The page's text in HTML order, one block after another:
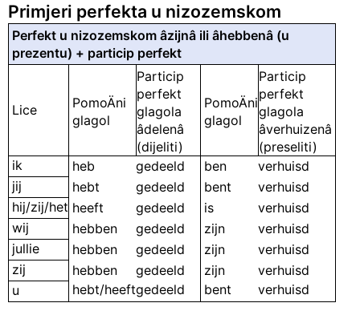
Primjeri perfekta u nizozemskom
Perfekt u nizozemskom âzijnâ ili âhebbenâ (u
prezentu) + particip perfekt
Lice
PomoÄni
glagol
Particip
perfekt
glagola
âdelenâ
(dijeliti)
PomoÄni
glagol
Particip
perfekt
glagola
âverhuizenâ
(preseliti)
ik
heb gedeeld ben
verhuisd
jij
hebt gedeeld bent
verhuisd
hij/zij/het heeft gedeeld is
verhuisd
wij
hebben gedeeld zijn
verhuisd
jullie
hebben gedeeld zijn
verhuisd
zij
hebben gedeeld zijn
verhuisd
u
hebt/heeftgedeeld bent verhuisd